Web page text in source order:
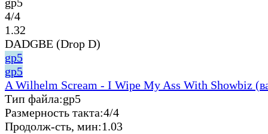
4/4
1.32
DADGBE (Drop D)
gp5
gp5
A Wilhelm Scream - I Wipe My Ass With Showbiz
Тип файла:gp5
Размерность такта:4/4
Продолж-сть, мин:1.03